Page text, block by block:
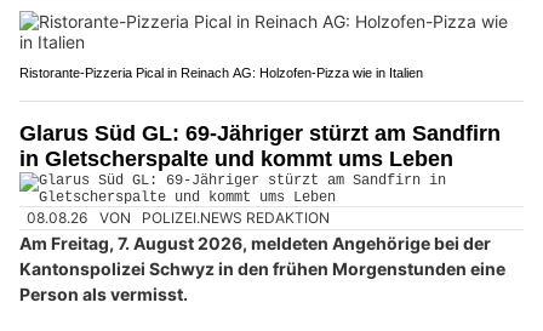
Ristorante-Pizzeria Pical in Reinach AG: Holzofen-Pizza wie in Italien
Glarus Süd GL: 69-Jähriger stürzt am Sandfirn
in Gletscherspalte und kommt ums Leben
08.08.26 VON POLIZEI.NEWS REDAKTION
Am Freitag, 7. August 2026, meldeten Angehörige bei der
Kantonspolizei Schwyz in den frühen Morgenstunden eine
Person als vermisst.